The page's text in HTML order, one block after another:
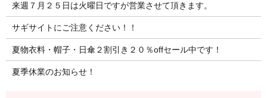
来週７月２５日は火曜日ですが営業させて頂きます。
サギサイトにご注意ください！！
夏物衣料・帽子・日傘２割引き２０％offセール中です！
夏季休業のお知らせ！